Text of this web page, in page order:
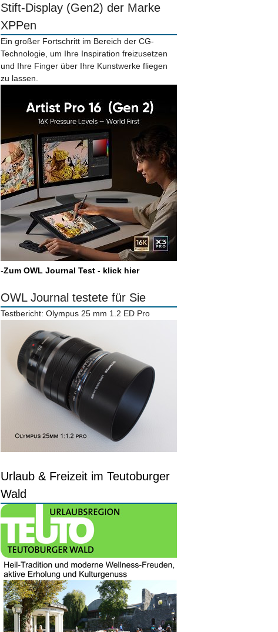
Stift-Display (Gen2) der Marke
XPPen
Ein großer Fortschritt im Bereich der CG-
Technologie, um Ihre Inspiration freizusetzen
und Ihre Finger über Ihre Kunstwerke fliegen
zu lassen.
-Zum OWL Journal Test - klick hier
OWL Journal testete für Sie
Testbericht: Olympus 25 mm 1.2 ED Pro
Urlaub & Freizeit im Teutoburger
Wald